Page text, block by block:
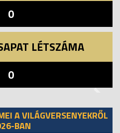
0
LÉTSZÁMA
0
A VILÁGVERSENYEKRŐL
BAN